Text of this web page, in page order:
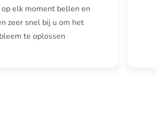
elk moment bellen en
zeer snel bij u om het
te oplossen